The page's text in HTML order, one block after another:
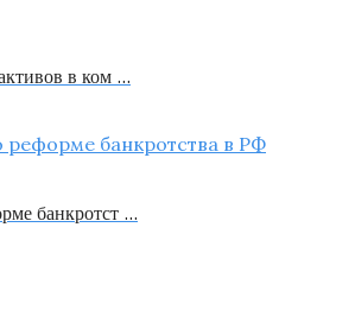
в ком …
банкротст …